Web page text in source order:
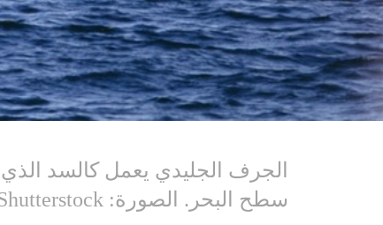
الجرف الجليدي يعمل كالسد
سطح البحر. الصورة: Shutterstock